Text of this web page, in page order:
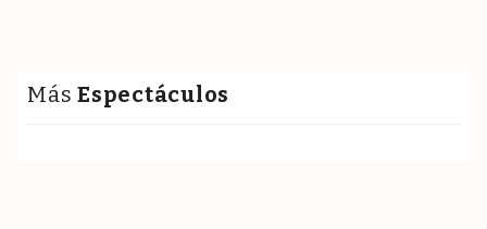
Más Espectáculos